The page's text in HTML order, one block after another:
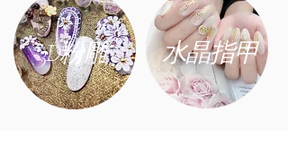
水晶指甲
3D粉雕